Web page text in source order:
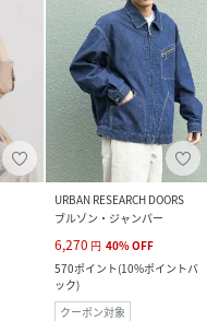
URBAN RESEARCH DOORS
ブルゾン・ジャンパー
6,270 円 40%OFF
570ポイント(10%ポイントバ
ック)
クーポン対象